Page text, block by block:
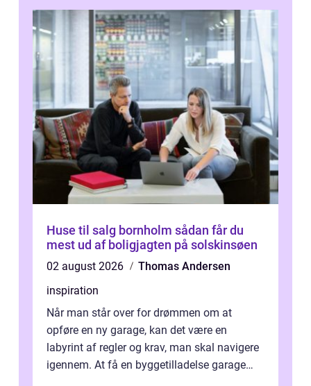
Huse til salg bornholm sådan får du
mest ud af boligjagten på solskinsøen
02 august 2026
Thomas Andersen
inspiration
Når man står over for drømmen om at
opføre en ny garage, kan det være en
labyrint af regler og krav, man skal navigere
igennem. At få en byggetilladelse garage